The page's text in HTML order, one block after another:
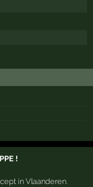
!
in Vlaanderen.